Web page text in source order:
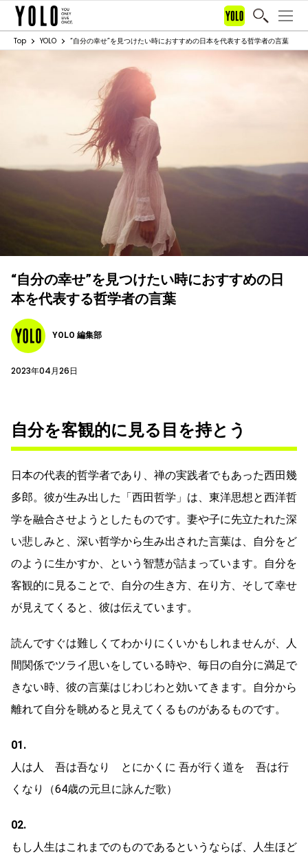
Top YOLO “自分の幸せ”を見つけたい時におすすめの日本を代表する哲学者の言葉
“自分の幸せ”を見つけたい時におすすめの日
本を代表する哲学者の言葉
YOLO 編集部
2023年04月26日
自分を客観的に見る目を持とう
日本の代表的哲学者であり、禅の実践者でもあった西田幾
多郎。彼が生み出した「西田哲学」は、東洋思想と西洋哲
学を融合させようとしたものです。妻や子に先立たれた深
い悲しみと、深い哲学から生み出された言葉は、自分をど
のように生かすか、という智慧が詰まっています。自分を
客観的に見ることで、自分の生き方、在り方、そして幸せ
が見えてくると、彼は伝えています。
読んですぐは難しくてわかりにくいかもしれませんが、人
間関係でツライ思いをしている時や、毎日の自分に満足で
きない時、彼の言葉はじわじわと効いてきます。自分から
離れて自分を眺めると見えてくるものがあるものです。
01.
人は人 吾は吾なり とにかくに 吾が行く道を 吾は行
くなり（64歳の元旦に詠んだ歌）
02.
もし人生はこれまでのものであるというならば、人生ほど